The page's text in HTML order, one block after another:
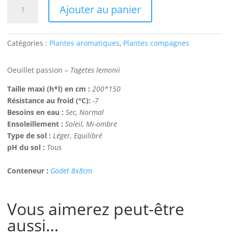
passion
Bio
Ajouter au panier
Catégories : Plantes aromatiques, Plantes compagnes
Oeuillet passion – Tagetes lemonii
Taille maxi (h*l) en cm :200*150
Résistance au froid (°C):-7
Besoins en eau :Sec, Normal
Ensoleillement :Soleil, Mi-ombre
Type de sol :Léger, Equilibré
pH du sol : Tous
Conteneur : Godet 8x8cm
Vous aimerez peut-être
aussi…